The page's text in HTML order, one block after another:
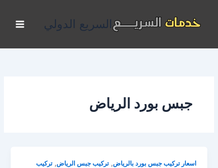
المحتوى
السريع الدولي
جبس بورد الرياض
اسعار تركيب جبس بورد بالرياض,تركيب جبس الرياض,تركيب